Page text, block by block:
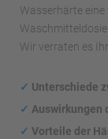
Wasserhärte
Wir verraten es
✓ Unterschiede
✓ Auswirkungen
✓ Vorteile der